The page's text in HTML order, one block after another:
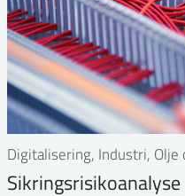
Digitalisering, Industri, Olje
Sikringsrisikoanalyse